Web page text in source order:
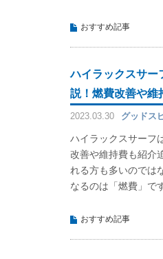
おすすめ記事
ハイラックスサー
説！燃費改善や維
2023.03.30 グッドス
ハイラックスサーフ
改善や維持費も紹介
れる方も多いのでは
なるのは「燃費」で
おすすめ記事